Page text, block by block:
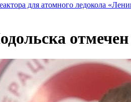
для атомного ледокола